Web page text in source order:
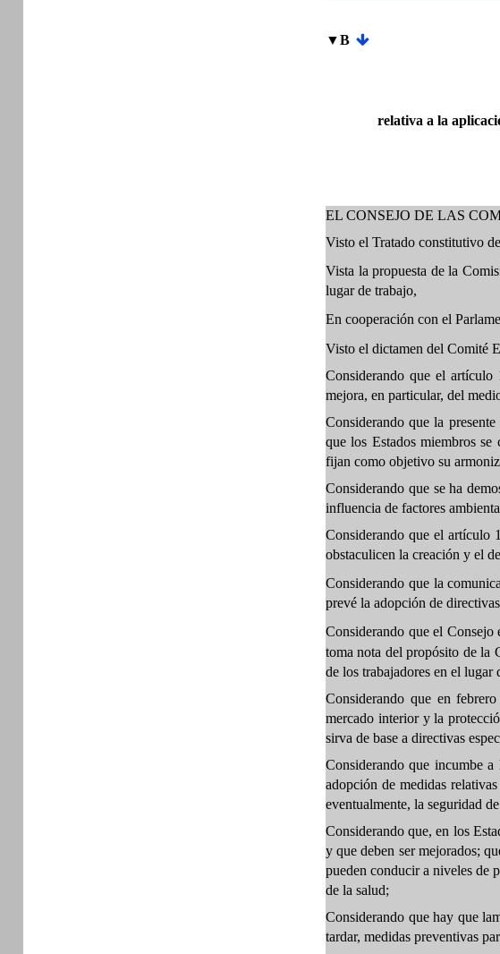
▼B
relativa a la
EL CONSEJO DE LAS
Visto el Tratado constitutivo
Vista la propuesta de la
lugar de trabajo,
En cooperación con el
Visto el dictamen del Comité
Considerando que el artículo
mejora, en particular, del
Considerando que la
que los Estados miembros
fijan como objetivo su
Considerando que se ha
influencia de factores
Considerando que el artículo
obstaculicen la creación y el
Considerando que la
prevé la adopción de
Considerando que el
toma nota del propósito de la
de los trabajadores en el lugar
Considerando que en
mercado interior y la
sirva de base a directivas
Considerando que incumbe
adopción de medidas
eventualmente, la seguridad
Considerando que, en los
y que deben ser mejorados;
pueden conducir a niveles de
de la salud;
Considerando que hay que
tardar, medidas preventivas